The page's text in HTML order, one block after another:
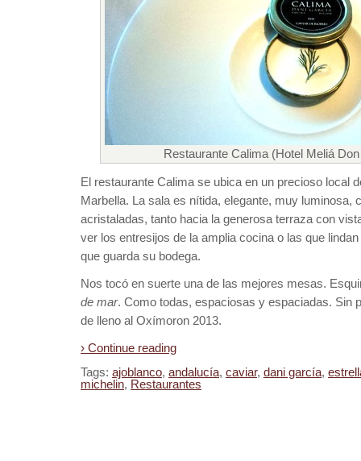
Restaurante Calima (Hotel Meliá
El restaurante Calima se ubica en un precioso local
Marbella. La sala es nítida, elegante, muy luminosa,
acristaladas, tanto hacia la generosa terraza con
ver los entresijos de la amplia cocina o las que
que guarda su bodega.
Nos tocó en suerte una de las mejores mesas.
de mar. Como todas, espaciosas y espaciadas. Sin
de lleno al Oxímoron 2013.
› Continue reading
Tags: ajoblanco, andalucía, caviar, dani garcía,
michelin, Restaurantes